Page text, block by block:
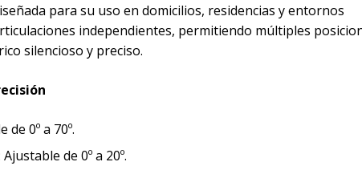
para su uso en domicilios, residencias y entornos
independientes, permitiendo múltiples
silencioso y preciso.
0º a 70º.
de 0º a 20º.